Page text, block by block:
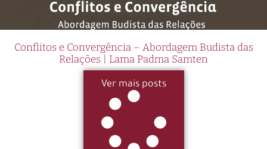
Conflitos e Convergência – Abordagem Budista das
Relações | Lama Padma Samten
Ver mais posts